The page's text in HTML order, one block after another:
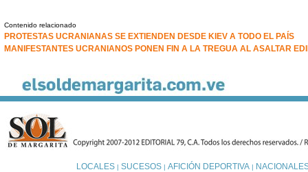
Contenido relacionado
PROTESTAS UCRANIANAS SE EXTIENDEN DESDE KIEV A TODO EL PAÍS
MANIFESTANTES UCRANIANOS PONEN FIN A LA TREGUA AL ASALTAR
LOCALES| SUCESOS| AFICIÓN DEPORTIVA|